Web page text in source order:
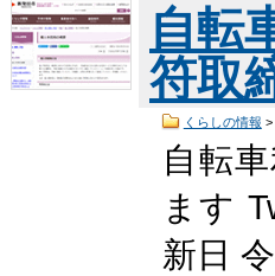
自転
符取
くらしの情報 >
自転
ます
新日